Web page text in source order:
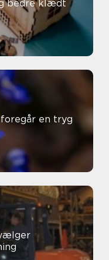
bedre klædt